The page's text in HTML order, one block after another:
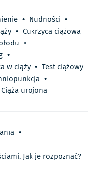
• Nudności •
• Cukrzyca ciążowa
•
•
w ciąży • Test ciążowy
•
Ciąża urojona
•
Jak je rozpoznać?